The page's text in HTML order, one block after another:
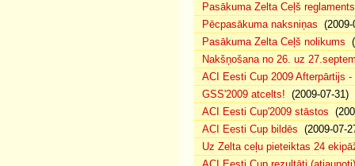
Pasākuma Zelta Ceļš reglaments
Pēcpasākuma naksniņas (2009-
Pasākuma Zelta Ceļš nolikums
Nakšņošana no 26. uz
ACI Eesti Cup 2009 Afterpārtijs -
GSS'2009 atcelts! (2009-07-31)
ACI Eesti Cup'2009 stāstos
ACI Eesti Cup bildēs (2009-07-
Uz Zelta ceļu pieteiktas 24